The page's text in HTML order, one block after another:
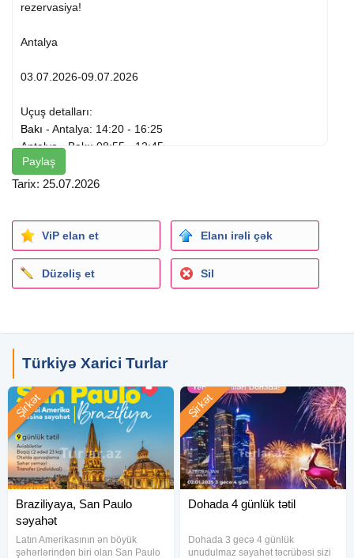
rezervasiya!
Antalya
03.07.2026-09.07.2026
Uçuş detalları:
Bakı - Antalya: 14:20 - 16:25
Antalya - Bakı: 08:55 - 12:45
Oteller ve qiymetleri:
MC ARANCIA RESORT HOTEL 5* - 940 USD
OZ HOTELS SUI RESORT 5* - 1035 USD
EFTALIA MARIN RESORT 5* - 1140 USD
GRANADA LUXURY OKURCALAR 5* - 1220 USD
Qiymətə daxildir:
Aviabiletlər (gediş - dönüş)
23 kq baqaj + 10 kq əl yükü
Oteldə qonaqlama( 6 gecə/7 gün)
Transfer (qrup)
Sığorta
Paylaş
Tarix: 25.07.2026
ViP elan et Elanı irəli çək
Düzəliş et Sil
Türkiyə Xarici Turlar
Braziliyaya, San Paulo
səyahət
Latın Amerikasının ən böyük
şəhərlərindən biri olan San Paulo
Şirkət
Dohada 4 günlük tətil
Dohada 3 gecə 4 günlük
unudulmaz səyahət təcrübəsi sizi
Şirkət